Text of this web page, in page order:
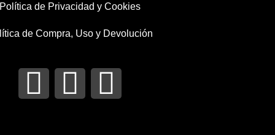
Política de Privacidad y Cookies
de Compra, Uso y Devolución
I
n
T
w
F
a